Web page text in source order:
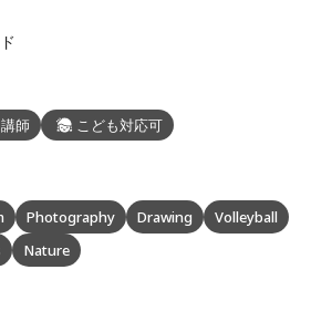
師 こども対応可
Photography Drawing
Volleyball
Nature